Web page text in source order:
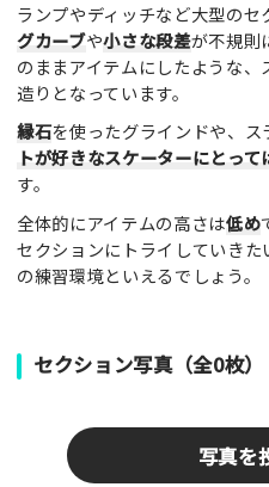
ランプやディッチなど大型のセ
グカーブや小さな段差が不規則
のままアイテムにしたような
造りとなっています。
縁石を使ったグラインドや、ス
トが好きなスケーターにとっ
す。
全体的にアイテムの高さは低め
セクションにトライしていき
の練習環境といえるでしょう。
セクション写真（全0枚）
写真を